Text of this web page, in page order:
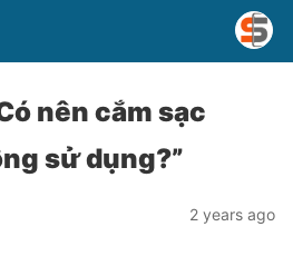
nên cắm sạc
sử dụng?”
2 years ago